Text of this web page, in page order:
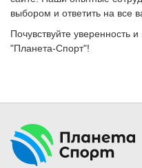
выбором и ответить на все
Почувствуйте уверенность
"Планета-Спорт"!